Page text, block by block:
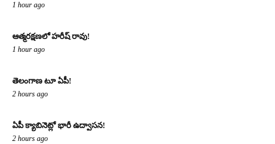
1 hour ago
ఆత్మరక్షణలో హరీష్ రావు!
1 hour ago
తెలంగాణ టూ ఏపీ!
2 hours ago
ఏపీ క్యాబినెట్లో భారీ ఉద్వాసన!
2 hours ago